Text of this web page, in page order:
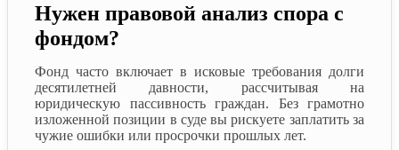
Нужен правовой анализ спора с
фондом?
Фонд часто включает в исковые требования долги
десятилетней давности, рассчитывая на
юридическую пассивность граждан. Без грамотно
изложенной позиции в суде вы рискуете заплатить за
чужие ошибки или просрочки прошлых лет.